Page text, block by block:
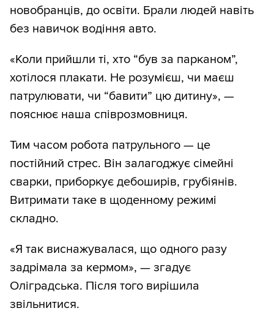
новобранців, до освіти. Брали людей навіть
без навичок водіння авто.
«Коли прийшли ті, хто “був за парканом”,
хотілося плакати. Не розумієш, чи маєш
патрулювати, чи “бавити” цю дитину», —
пояснює наша співрозмовниця.
Тим часом робота патрульного — це
постійний стрес. Він залагоджує сімейні
сварки, приборкує дебоширів, грубіянів.
Витримати таке в щоденному режимі
складно.
«Я так виснажувалася, що одного разу
задрімала за кермом», — згадує
Оліградська. Після того вирішила
звільнитися.